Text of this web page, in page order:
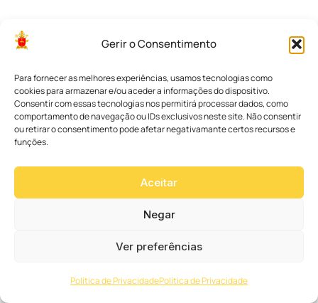
Gerir o Consentimento
Para fornecer as melhores experiências, usamos tecnologias como
cookies para armazenar e/ou aceder a informações do dispositivo.
Consentir com essas tecnologias nos permitirá processar dados, como
comportamento de navegação ou IDs exclusivos neste site. Não consentir
ou retirar o consentimento pode afetar negativamante certos recursos e
funções.
Aceitar
Negar
Ver preferências
Política de PrivacidadePolítica de Privacidade
Compartilhe
Outras Notícias
Notícias da
Arquidiocese
PUCPR
sobre Temas
em diálogo